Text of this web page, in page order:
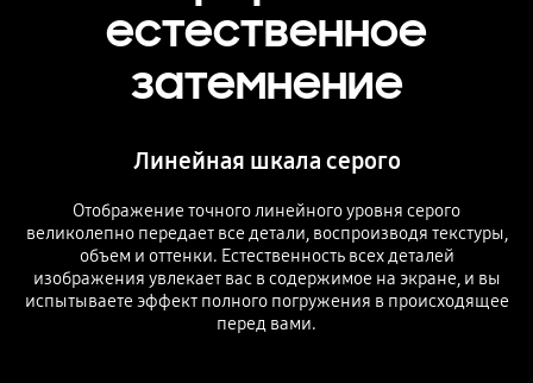
естественное
затемнение
Линейная шкала серого
Отображение точного линейного уровня серого
великолепно передает все детали, воспроизводя текстуры,
объем и оттенки. Естественность всех деталей
изображения увлекает вас в содержимое на экране, и вы
испытываете эффект полного погружения в происходящее
перед вами.